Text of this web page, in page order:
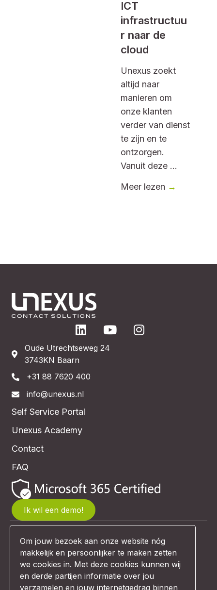
ICT
infrastructuu
r naar de
cloud
Unexus zoekt
altijd naar
manieren om
onze klanten
verder van dienst
te zijn en te
ontzorgen.
Vanuit deze ...
Meer lezen →
Oude Utrechtseweg 24
3743KN Baarn
+31 88 7620 400
info@unexus.nl
Self Service Portal
Unexus Academy
Contact
FAQ
Ik wil een demo!
© Unexus 2026 | Website design:
Comunicazione
Om jouw bezoek aan onze website nóg
makkelijk en persoonlijker te maken zetten
we cookies in. Met deze cookies kunnen wij
en derde partijen informatie over jou
verzamelen en jouw internetgedrag binnen